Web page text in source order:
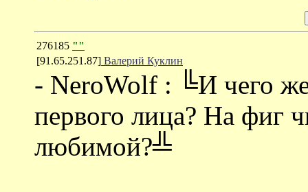
276185 ""
[91.65.251.87] Валерий Куклин
- NeroWolf : ╚И чего
первого лица? На фиг
любимой?╩